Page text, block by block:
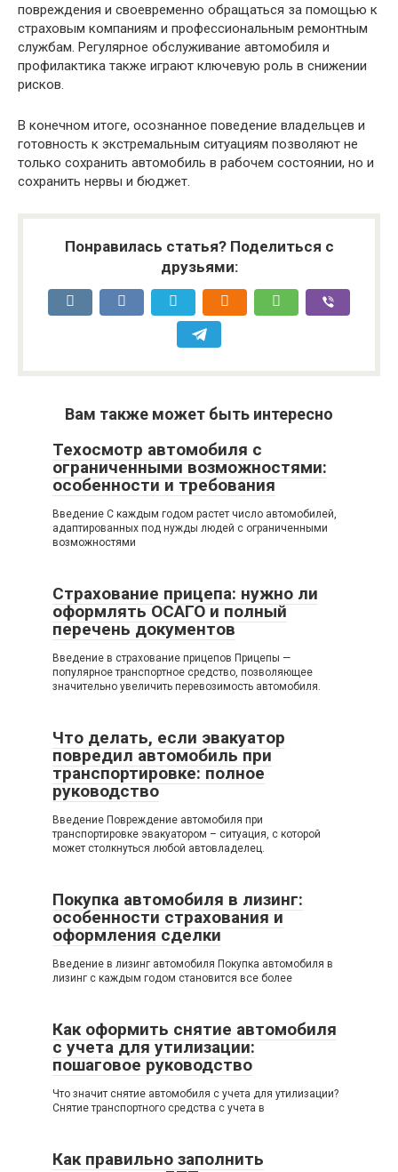
повреждения и своевременно обращаться за помощью к
страховым компаниям и профессиональным ремонтным
службам. Регулярное обслуживание автомобиля и
профилактика также играют ключевую роль в снижении
рисков.
В конечном итоге, осознанное поведение владельцев и
готовность к экстремальным ситуациям позволяют не
только сохранить автомобиль в рабочем состоянии, но и
сохранить нервы и бюджет.
Понравилась статья? Поделиться с
друзьями:
Вам также может быть интересно
Техосмотр автомобиля с
ограниченными возможностями:
особенности и требования
Введение С каждым годом растет число автомобилей,
адаптированных под нужды людей с ограниченными
возможностями
Страхование прицепа: нужно ли
оформлять ОСАГО и полный
перечень документов
Введение в страхование прицепов Прицепы —
популярное транспортное средство, позволяющее
значительно увеличить перевозимость автомобиля.
Что делать, если эвакуатор
повредил автомобиль при
транспортировке: полное
руководство
Введение Повреждение автомобиля при
транспортировке эвакуатором – ситуация, с которой
может столкнуться любой автовладелец.
Покупка автомобиля в лизинг:
особенности страхования и
оформления сделки
Введение в лизинг автомобиля Покупка автомобиля в
лизинг с каждым годом становится все более
Как оформить снятие автомобиля
с учета для утилизации:
пошаговое руководство
Что значит снятие автомобиля с учета для утилизации?
Снятие транспортного средства с учета в
Как правильно заполнить